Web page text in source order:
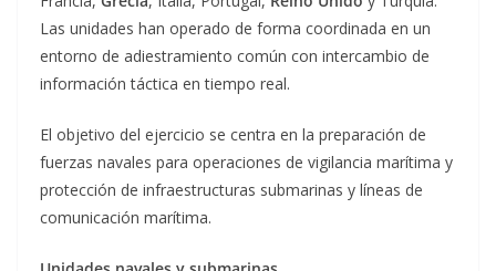
Las unidades han operado de forma coordinada en un
entorno de adiestramiento común con intercambio de
información táctica en tiempo real.
El objetivo del ejercicio se centra en la preparación de
fuerzas navales para operaciones de vigilancia marítima y
protección de infraestructuras submarinas y líneas de
comunicación marítima.